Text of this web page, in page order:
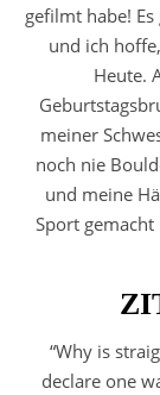
gefilmt habe!
und ich
Heute.
meiner
noch nie
und meine
Sport gemacht
“Why is
declare one